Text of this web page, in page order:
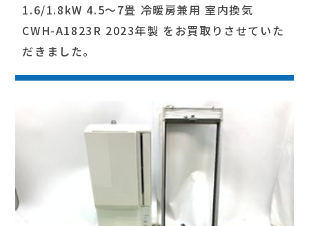
1.6/1.8kW 4.5～7畳 冷暖房兼用 室内換気
CWH-A1823R 2023年製 をお買取りさせていた
だきました。